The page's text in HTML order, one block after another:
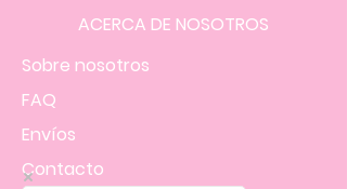
ACERCA DE NOSOTROS
Sobre nosotros
FAQ
Envíos
Contacto